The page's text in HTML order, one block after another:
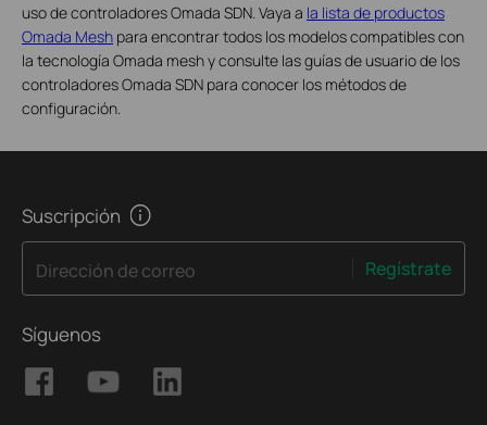
uso de controladores Omada SDN. Vaya a la lista de productos
Omada Mesh para encontrar todos los modelos compatibles con
la tecnología Omada mesh y consulte las guías de usuario de los
controladores Omada SDN para conocer los métodos de
configuración.
Suscripción
Dirección de correo Regístrate
Síguenos